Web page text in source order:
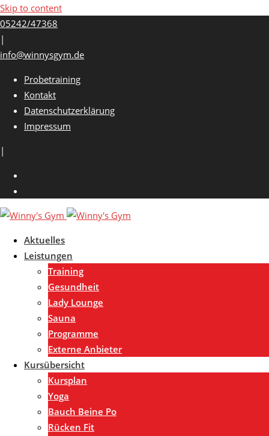
Skip to content
05242/47368
|
info@winnysgym.de
Probetraining
Kontakt
Datenschutzerklärung
Impressum
|
Aktuelles
Leistungen
Training
Gesundheit
Lady Lounge
Sauna
Programme
Externe Anbieter
Kursübersicht
Kursplan
Yoga
Bauch Beine Po
Rücken Fit